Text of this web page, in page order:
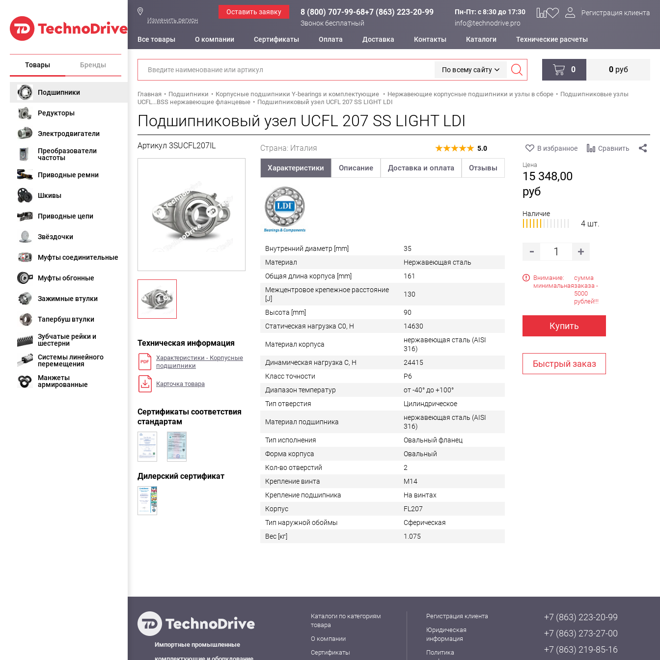
Товары Бренды
Подшипники
Редукторы
Электродвигатели
Преобразователи
частоты
Приводные ремни
Шкивы
Приводные цепи
Звёздочки
Муфты соединительные
Муфты обгонные
Зажимные втулки
Тапербуш втулки
Зубчатые рейки и
шестерни
Системы линейного
перемещения
Манжеты
армированные
Изменить регион
Оставить заявку 8 (800) 707-99-68+7 (863) 223-20-99
Звонок бесплатный
Пн-Пт: c 8:30 до 17:30
info@technodrive.pro
Регистрация клиента
Все товары О компании Сертификаты Оплата Доставка Контакты Каталоги Технические расчеты
По всему сайту 0 0руб
Главная Подшипники Корпусные подшипники Y-bearings и комплектующие Нержавеющие корпусные подшипники и узлы в сборе
Подшипниковые узлы
UCFL...BSS нержавеющие фланцевые
Подшипниковый узел UCFL 207 SS LIGHT LDI
Подшипниковый узел UCFL 207 SS LIGHT LDI
Артикул 3SUCFL207IL Страна: Италия 5.0 В избранное Сравнить
Техническая информация
Характеристики - Корпусные
подшипники
Карточка товара
Сертификаты соответствия
стандартам
Дилерский сертификат
Цена
15 348,00
руб
Наличие
4 шт.
Внимание:
минимальная
сумма
заказа -
5000
рублей!!!
Купить
Быстрый заказ
Характеристики Описание Доставка и оплата Отзывы
Внутренний диаметр [mm]
35
Материал
Нержавеющая сталь
Общая длина корпуса [mm]
161
Межцентровое крепежное расстояние
[J]
130
Высота [mm]
90
Статическая нагрузка C0, Н
14630
Материал корпуса
нержавеющая сталь (AISI
316)
Динамическая нагрузка C, Н
24415
Класс точности
P6
Диапазон температур
от -40° до +100°
Тип отверстия
Цилиндрическое
Материал подшипника
нержавеющая сталь (AISI
316)
Тип исполнения
Овальный фланец
Форма корпуса
Овальный
Кол-во отверстий
2
Крепление винта
M14
Крепление подшипника
На винтах
Корпус
FL207
Тип наружной обоймы
Сферическая
Вес [кг]
1.075
Импортные промышленные
Каталоги по категориям
товара
О компании
Сертификаты
Регистрация клиента
Юридическая
информация
Политика
+7 (863) 223-20-99
+7 (863) 273-27-00
+7 (863) 219-85-16